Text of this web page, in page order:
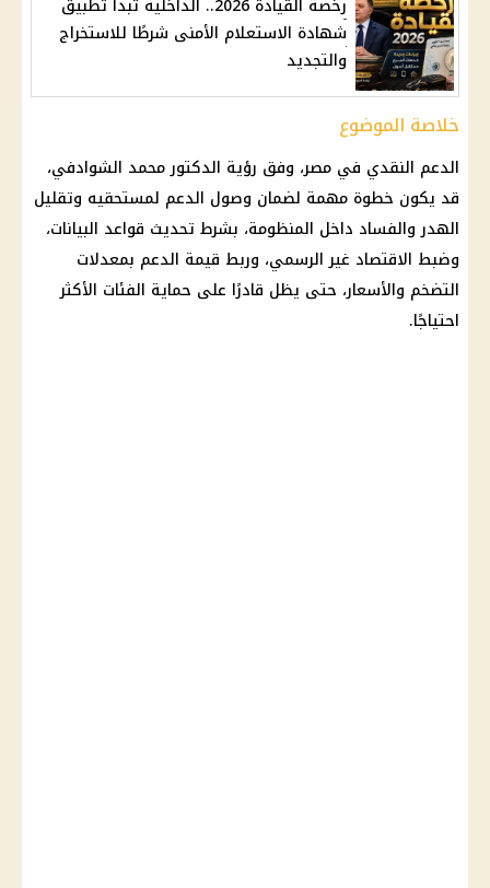
شهادة الاستعلام الأمنى شرطًا للاستخراج
والتجديد
خلاصة الموضوع
الدعم النقدي في مصر، وفق رؤية الدكتور محمد الشوادفي،
قد يكون خطوة مهمة لضمان وصول الدعم لمستحقيه وتقليل
الهدر والفساد داخل المنظومة، بشرط تحديث قواعد البيانات،
وضبط الاقتصاد غير الرسمي، وربط قيمة الدعم بمعدلات
التضخم والأسعار، حتى يظل قادرًا على حماية الفئات الأكثر
احتياجًا.